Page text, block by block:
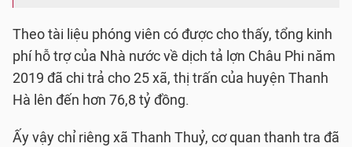
Theo tài liệu phóng viên có được cho thấy, tổng kinh
phí hỗ trợ của Nhà nước về dịch tả lợn Châu Phi năm
2019 đã chi trả cho 25 xã, thị trấn của huyện Thanh
Hà lên đến hơn 76,8 tỷ đồng.
Ấy vậy chỉ riêng xã Thanh Thuỷ, cơ quan thanh tra đã